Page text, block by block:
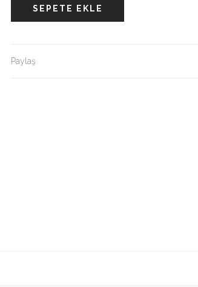
SEPETE EKLE
Paylaş